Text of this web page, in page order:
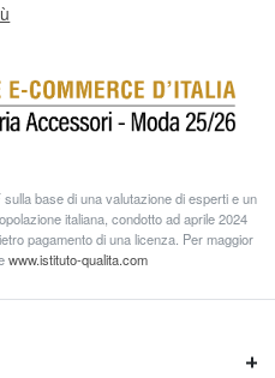
base di una valutazione di esperti e un
italiana, condotto ad aprile 2024
pagamento di una licenza. Per maggior
www.istituto-qualita.com